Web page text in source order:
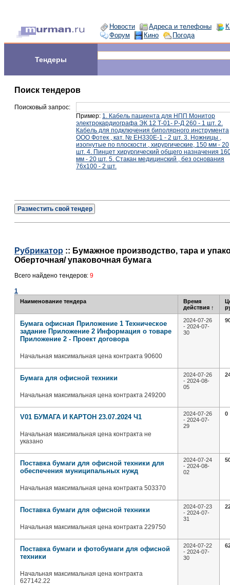
Новости Адреса и телефоны
Форум
Кино Погода
Тендеры
Поиск тендеров
Поисковый запрос:
Пример: 1. Кабель пациента для НПП Монитор
электрокардиографа ЭК 12 Т-01- Р-Д 260 - 1 шт. 2.
Кабель для подключения биполярного инструмента
ООО Фотек , кат. № ЕН330Е-1 - 2 шт. 3. Ножницы ,
изогнутые по плоскости , хирургические, 150 мм - 20
шт. 4. Пинцет хирургический общего назначения
мм - 20 шт. 5. Стакан медицинский , без основания
76х100 - 2 шт.
Разместить свой тендер
Рубрикатор :: Бумажное производство, тара и
Оберточная/ упаковочная бумага
Всего найдено тендеров: 9
1
Наименование тендера
Время
действия ↑
Бумага офисная Приложение 1 Техническое
задание Приложение 2 Информация о товаре
Приложение 2 - Проект договора
Начальная максимальная цена контракта 90600
2024-07-26
- 2024-07-
30
Бумага для офисной техники
Начальная максимальная цена контракта 249200
2024-07-26
- 2024-08-
05
V01 БУМАГА И КАРТОН 23.07.2024 Ч1
Начальная максимальная цена контракта не
указано
2024-07-26
- 2024-07-
29
0
Поставка бумаги для офисной техники для
обеспечения муниципальных нужд
Начальная максимальная цена контракта 503370
2024-07-24
- 2024-08-
02
Поставка бумаги для офисной техники
Начальная максимальная цена контракта 229750
2024-07-23
- 2024-07-
31
Поставка бумаги и фотобумаги для офисной
техники
Начальная максимальная цена контракта
627142.22
2024-07-22
- 2024-07-
30